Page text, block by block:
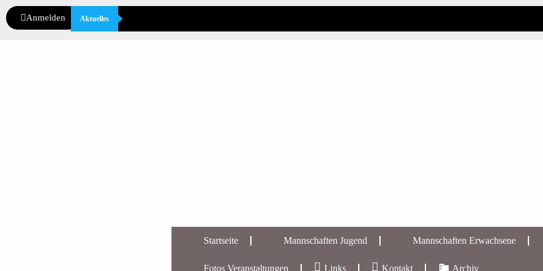
Anmelden Aktuelles
Startseite Mannschaften Jugend Mannschaften Erwachsene
Fotos Veranstaltungen Links Kontakt Archiv